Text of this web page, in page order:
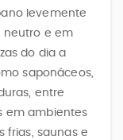
pano levemente
neutro e em
do dia a
saponáceos,
entre
em ambientes
frias, saunas e